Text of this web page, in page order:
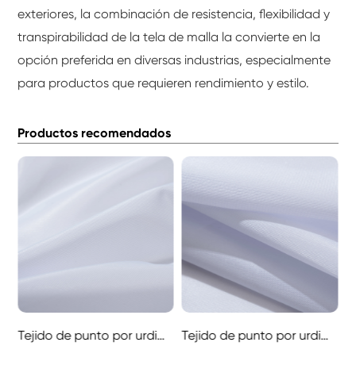
exteriores, la combinación de resistencia, flexibilidad y
transpirabilidad de la tela de malla la convierte en la
opción preferida en diversas industrias, especialmente
para productos que requieren rendimiento y estilo.
Productos recomendados
Tejido de punto por urdimbre Tejido de punto por urdimbre brillante (Tejido de punto por urdimbre brillante)